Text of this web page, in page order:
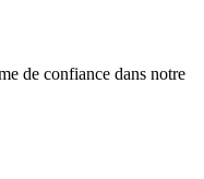
de confiance dans notre